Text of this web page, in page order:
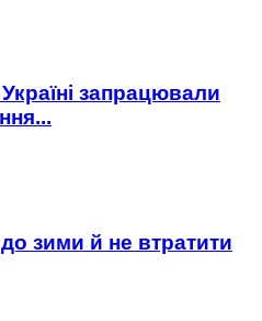
запрацювали
зими й не втратити